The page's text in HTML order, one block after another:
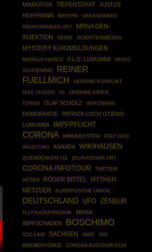
MIKROFON
TIEFENSTAAT
JUSTUS
HOFFMANN
BAYERN UKRAINEKRIEG
PARANORMALER ORT
MRNA GEN-
INJEKTION
SERIE SCHATTENWESEN
MYSTERY KURZMELDUNGEN
MARKUS HAINTZ P.L.O. LUMUMBA
HEIKO
SCHOENING
REINER
FUELLMICH
UKRAINE-KONFLIKT
MIKE YEADON 2G
UKRAINE-KRIEG
TÜRKEI
OLAF SCHOLZ IMPFZWANG
DEMOKRATIE
PATRICK LOCH OTIENO
LUMUMBA
IMPFPFLICHT
CORONA IMMUNSYSTEM
POLY GRID
ANLEITUNG
KANADA WIKIHAUSEN
QUERDENKEN 711 DELPHISCHER ORT
CORONA INFOTOUR
TWITTER
AKTEN
ROGER BITTEL
MYTHEN
METZGER
EUROPÄISCHE UNION
DEUTSCHLAND UFO ZENSUR
FLUTKATASTROPHE
MRNA-
IMPFSCHADEN
BOSCHIMO
ICIC.LAW SACHSEN NWO
JVA
BREMERVÖRDE
CORONA BUSTOUR 2020